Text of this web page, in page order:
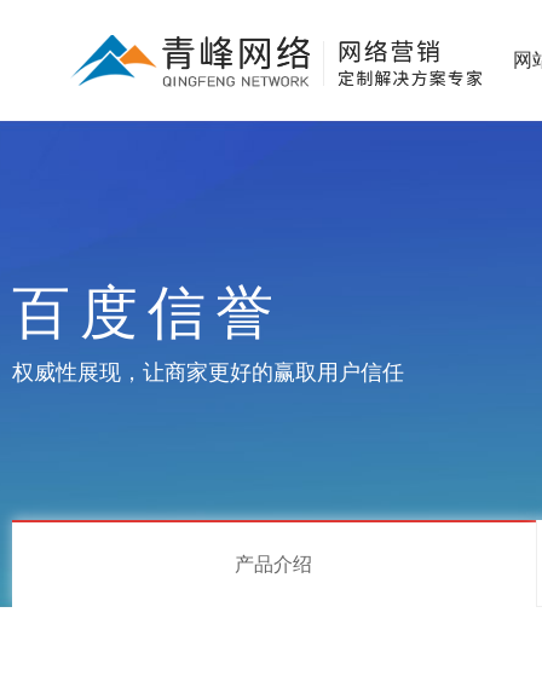
网
权威性展现，让商家更好的赢取用户信任
百度信誉
产品介绍